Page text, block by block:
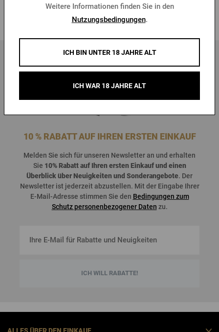
10 % RABATT AUF IHREN ERSTEN EINKAUF
Melden Sie sich für unseren Newsletter an und erhalten
Sie 10% Rabattauf Ihren ersten Einkaufund einen
Überblicküber Neuigkeiten und Sonderangebote. Der
Newsletter ist jederzeit abzustellen. Mit der Eingabe Ihrer
E-Mail-Adresse stimmen Sie den Bedingungen zum
Schutz personenbezogener Daten zu.
ICH WILL RABATTE!
ALLES ÜBER DEN EINKAUF
Weitere Informationen finden Sie in den
Nutzungsbedingungen.
ICH BIN UNTER 18 JAHRE ALT
ICH WAR 18 JAHRE ALT